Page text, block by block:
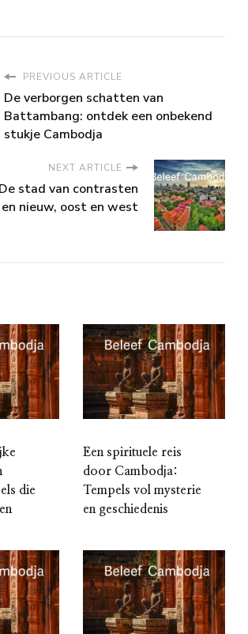
PREVIOUS ARTICLE
De verborgen schatten van
Battambang: ontdek een onbekend
stukje Cambodja
NEXT ARTICLE
stad van contrasten
nieuw, oost en west
die
Een spirituele reis
door Cambodja:
Tempels vol mysterie
en geschiedenis